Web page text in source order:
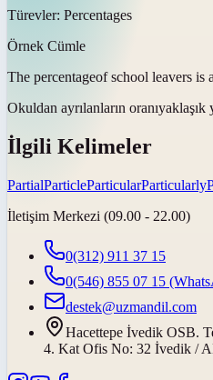
Türevler: Percentages
Örnek Cümle
The percentageof school leavers is
Okuldan ayrılanların oranıyaklaşık
İlgili Kelimeler
PartialParticleParticularParticularly
İletişim Merkezi (09.00 - 22.00)
0(312) 911 37 15
0(546) 855 07 15
destek@uzmandil.com
Hacettepe İvedik OSB.
4. Kat Ofis No: 32 İvedik /